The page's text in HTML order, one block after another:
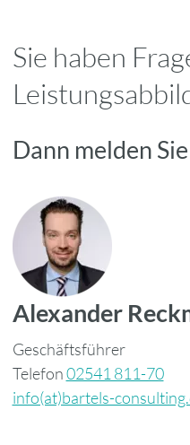
Sie haben
Dann melden
Alexander
Geschäftsführer
Telefon02541 811-70
info(at)bartels-